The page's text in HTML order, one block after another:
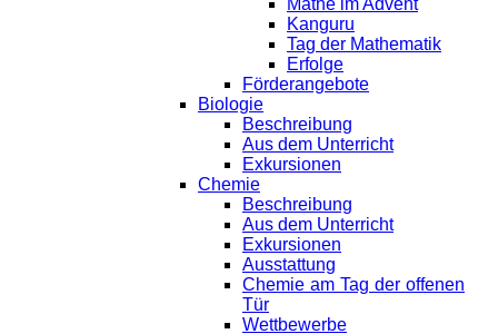
Mathe im Advent
Kanguru
Tag der Mathematik
Erfolge
Förderangebote
Biologie
Beschreibung
Aus dem Unterricht
Exkursionen
Chemie
Beschreibung
Aus dem Unterricht
Exkursionen
Ausstattung
Chemie am Tag der offenen
Tür
Wettbewerbe